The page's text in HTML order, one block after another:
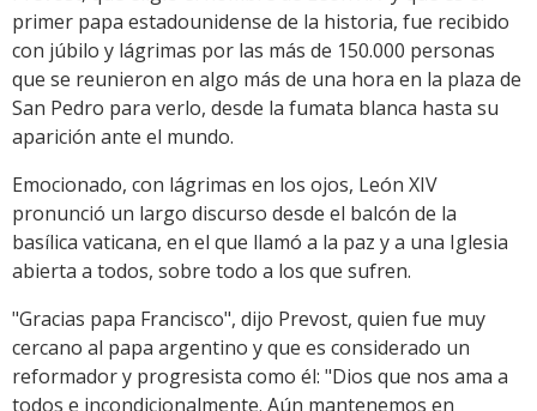
primer papa estadounidense de la historia, fue recibido
con júbilo y lágrimas por las más de 150.000 personas
que se reunieron en algo más de una hora en la plaza de
San Pedro para verlo, desde la fumata blanca hasta su
aparición ante el mundo.
Emocionado, con lágrimas en los ojos, León XIV
pronunció un largo discurso desde el balcón de la
basílica vaticana, en el que llamó a la paz y a una Iglesia
abierta a todos, sobre todo a los que sufren.
"Gracias papa Francisco", dijo Prevost, quien fue muy
cercano al papa argentino y que es considerado un
reformador y progresista como él: "Dios que nos ama a
todos e incondicionalmente. Aún mantenemos en